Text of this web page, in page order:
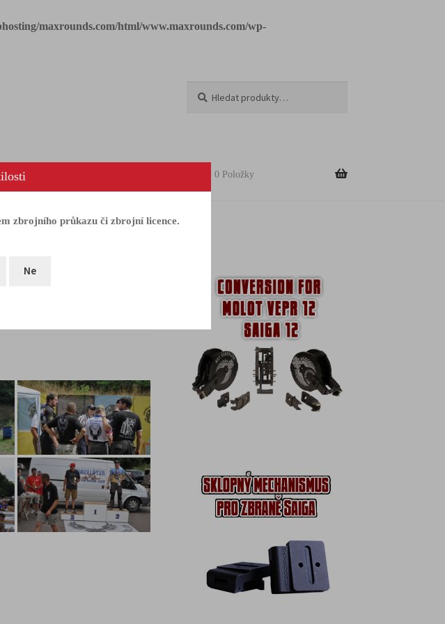
maxrounds.com/html/www.maxrounds.com/wp-
0 Položky
Hungary
zbrojního průkazu či zbrojní licence.